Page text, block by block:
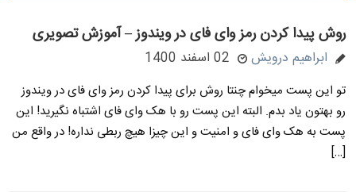
روش پیدا کردن رمز وای فای در ویندوز – آموزش تصویری
ابراهیم درویش 02 اسفند 1400
تو این پست میخوام چنتا روش برای پیدا کردن رمز وای فای در ویندوز
رو بهتون یاد بدم. البته این پست رو با هک وای فای اشتباه نگیرید! این
پست به هک وای فای و امنیت و این چیزا هیچ ربطی نداره! در واقع من
[…]